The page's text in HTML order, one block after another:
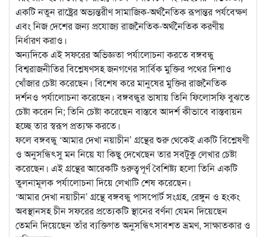
একটি নতুন রাষ্ট্রের অভ্যন্তরীণ সামাজিক-অর্থনৈতিক রূপান্তর পর্যবেক্ষণ
এবং নিজ দেশের জন্য প্রযোজ্য রাজনৈতিক-অর্থনৈতিক করণীয়
নির্ধারণ করাও।
অন্যদিকে এই সফরের অভিজ্ঞতা পর্যালোচনা করতে বঙ্গবন্ধু
বিশ্বরাজনীতির বিশ্লেষণসহ জনগণের সার্বিক মুক্তির পথের দিশাও
খোঁজার চেষ্টা করেছেন। বিশেষ করে মানুষের মুক্তির রাজনৈতিক
দর্শনও পর্যালোচনা করেছেন। বঙ্গবন্ধুর ভাষায় তিনি ফিলোসফি বুঝতে
চেষ্টা করেন নি; তিনি চেষ্টা করেছেন বাস্তবে আদর্শ কীভাবে বাস্তবায়ন
হচ্ছে তার স্বরূপ প্রত্যক্ষ করতে।
ফলে বঙ্গবন্ধু ‘আমার দেখা নয়াচীন’ গ্রন্থের শুরু থেকেই একটি বিশ্লেষণী
ও অনুসন্ধিৎসু মন নিয়ে যা কিছু দেখেছেন তার সবটুকু লেখার চেষ্টা
করেছেন। এই গ্রন্থের আরেকটি গুরুত্বপূর্ণ বৈশিষ্ট্য হলো তিনি একটি
তুলনামূলক পর্যালোচনা দিয়ে লেখাটি শেষ করেছেন।
‘আমার দেখা নয়াচীন’ গ্রন্থে বঙ্গবন্ধু পাসপোর্ট সংগ্রহ, রেঙ্গুন ও হংকং
অবস্থানসহ চীন সফরের প্রত্যেকটি স্থানের বর্ণনা যেমন দিয়েছেন
তেমনি দিয়েছেন তাঁর ব্যক্তিগত অনুসন্ধিৎসাবশত ভ্রমণ, সাক্ষাতকার ও